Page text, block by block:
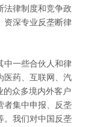
法律制度和竞争政
资深专业反垄断律
中一些合伙人和律
医药、互联网、汽
的众多境内外客户
者集中申报、反垄
。我们对中国反垄